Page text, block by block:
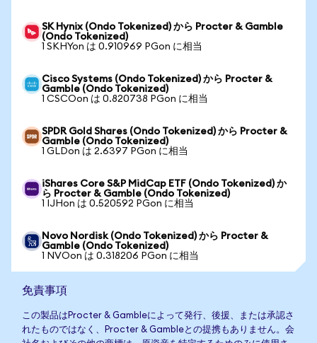
SK Hynix (Ondo Tokenized) から Procter & Gamble
(Ondo Tokenized)
1 SKHYon は 0.910969 PGon に相当
Cisco Systems (Ondo Tokenized) から Procter &
Gamble (Ondo Tokenized)
1 CSCOon は 0.820738 PGon に相当
SPDR Gold Shares (Ondo Tokenized) から Procter &
Gamble (Ondo Tokenized)
1 GLDon は 2.6397 PGon に相当
iShares Core S&P MidCap ETF (Ondo Tokenized) か
ら Procter & Gamble (Ondo Tokenized)
1 IJHon は 0.520592 PGon に相当
Novo Nordisk (Ondo Tokenized) から Procter &
Gamble (Ondo Tokenized)
1 NVOon は 0.318206 PGon に相当
免責事項
この製品はProcter & Gambleによって発行、後援、または承認さ
れたものではなく、Procter & Gambleとの提携もありません。会